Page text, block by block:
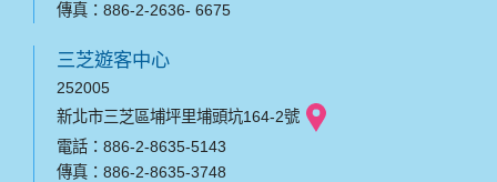
傳真：886-2-2636- 6675
三芝遊客中心
252005
新北市三芝區埔坪里埔頭坑164-2號
電話：886-2-8635-5143
傳真：886-2-8635-3748